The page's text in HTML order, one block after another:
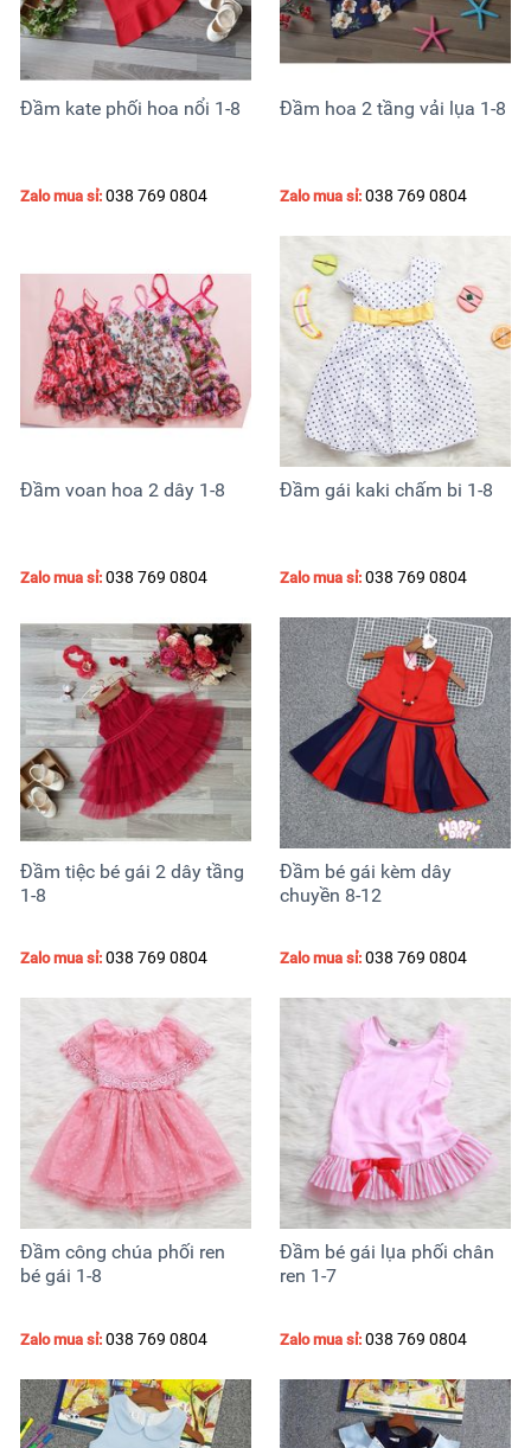
Đầm kate phối hoa nổi 1-8
Zalo mua sỉ: 038 769 0804
Đầm hoa 2 tầng vải lụa 1-8
Zalo mua sỉ: 038 769 0804
Đầm voan hoa 2 dây 1-8
Zalo mua sỉ: 038 769 0804
Đầm gái kaki chấm bi 1-8
Zalo mua sỉ: 038 769 0804
Đầm tiệc bé gái 2 dây tầng
1-8
Zalo mua sỉ: 038 769 0804
Đầm bé gái kèm dây
chuyền 8-12
Zalo mua sỉ: 038 769 0804
Đầm công chúa phối ren
bé gái 1-8
Zalo mua sỉ: 038 769 0804
Đầm bé gái lụa phối chân
ren 1-7
Zalo mua sỉ: 038 769 0804